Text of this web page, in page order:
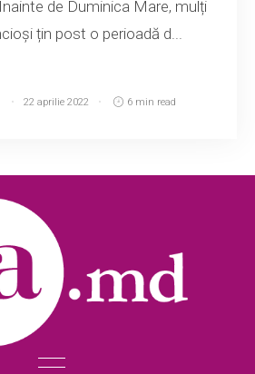
de Duminica Mare, mulți
țin post o perioadă d...
22 aprilie 2022 6 min read